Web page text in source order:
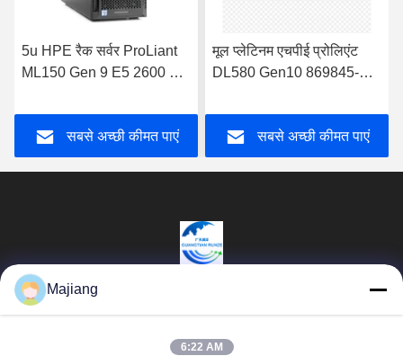
5u HPE रैक सर्वर ProLiant
ML150 Gen 9 E5 2600 V3
सबसे अच्छी कीमत पाएं
मूल प्लेटिनम एचपीई प्रोलिएंट
DL580 Gen10 869845-
P408I-P 4U
सबसे अच्छी कीमत पाएं
Beijing Guangtian Runze Technology Co.,
Majiang
6:22 AM